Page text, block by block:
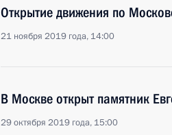
Открытие движения по
21 ноября 2019 года, 14:00
В Москве открыт памятник
29 октября 2019 года, 15:00